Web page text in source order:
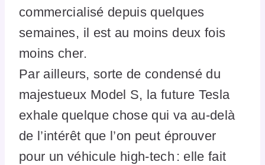
commercialisé depuis quelques
semaines, il est au moins deux fois
moins cher.
Par ailleurs, sorte de condensé du
majestueux Model S, la future Tesla
exhale quelque chose qui va au-delà
de l’intérêt que l’on peut éprouver
pour un véhicule high-tech : elle fait